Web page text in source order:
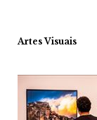
Artes Visuais